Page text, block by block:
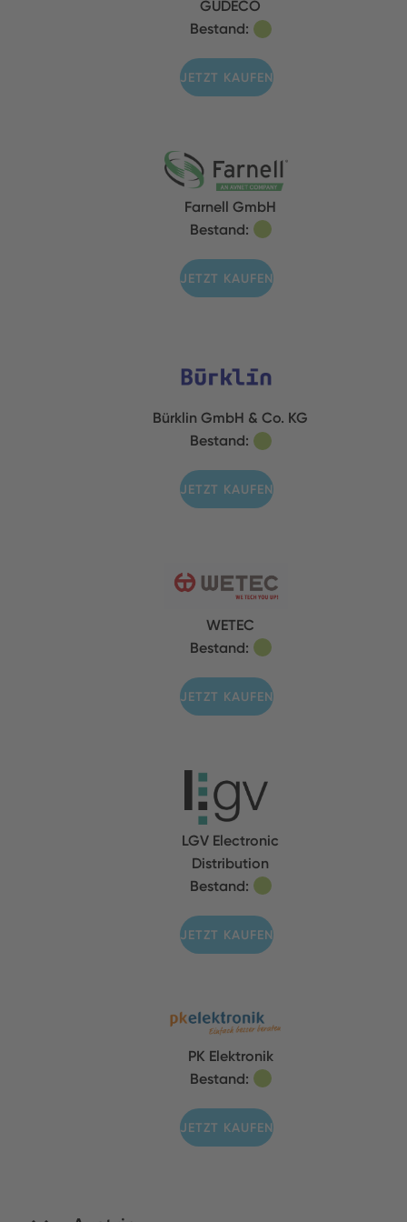
GUDECO
Bestand:
JETZT KAUFEN
Farnell GmbH
Bestand:
JETZT KAUFEN
Bürklin GmbH & Co. KG
Bestand:
JETZT KAUFEN
WETEC
Bestand:
JETZT KAUFEN
LGV Electronic
Distribution
Bestand:
JETZT KAUFEN
PK Elektronik
Bestand:
JETZT KAUFEN